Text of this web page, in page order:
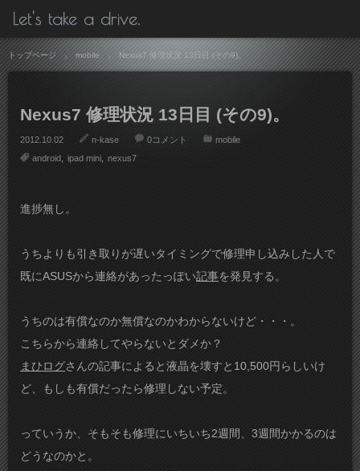
Let's take a drive.
トップページ mobile Nexus7 修理状況 13日目 (その9)。
Nexus7 修理状況 13日目 (その9)。
2012.10.02 n-kase 0コメント
mobile
android
ipad mini nexus7
進捗無し。
うちよりも引き取りが遅いタイミングで修理申し込みした人で
既にASUSから連絡があったっぽい記事を発見する。
うちのは有償なのか無償なのかわからないけど・・・。
こちらから連絡してやらないとダメか？
まひログさんの記事によると液晶を壊すと10,500円らしいけ
ど、もしも有償だったら修理しない予定。
っていうか、そもそも修理にいちいち2週間、3週間かかるのは
どうなのかと。